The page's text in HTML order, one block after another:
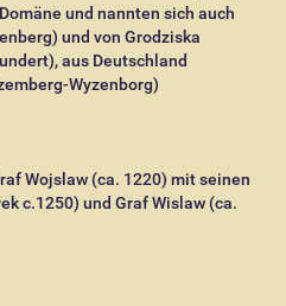
und nannten sich auch
und von Grodziska
aus Deutschland
Wyzenborg)
Wojslaw (ca. 1220) mit seinen
c.1250) und Graf Wislaw (ca.